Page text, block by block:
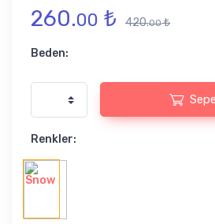
260.00 ₺ 420.00₺
Beden:
Renkler: